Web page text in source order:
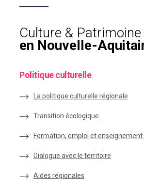
Culture & Patrimoine
en Nouvelle-
Politique culturelle
La politique culturelle régionale
Transition écologique
Formation, emploi et
Dialogue avec le territoire
Aides régionales